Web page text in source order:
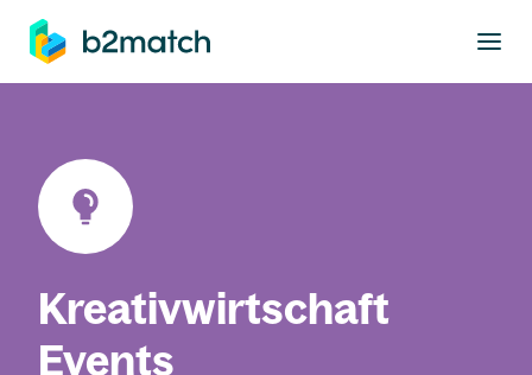
springen
Kreativwirtschaft
Events